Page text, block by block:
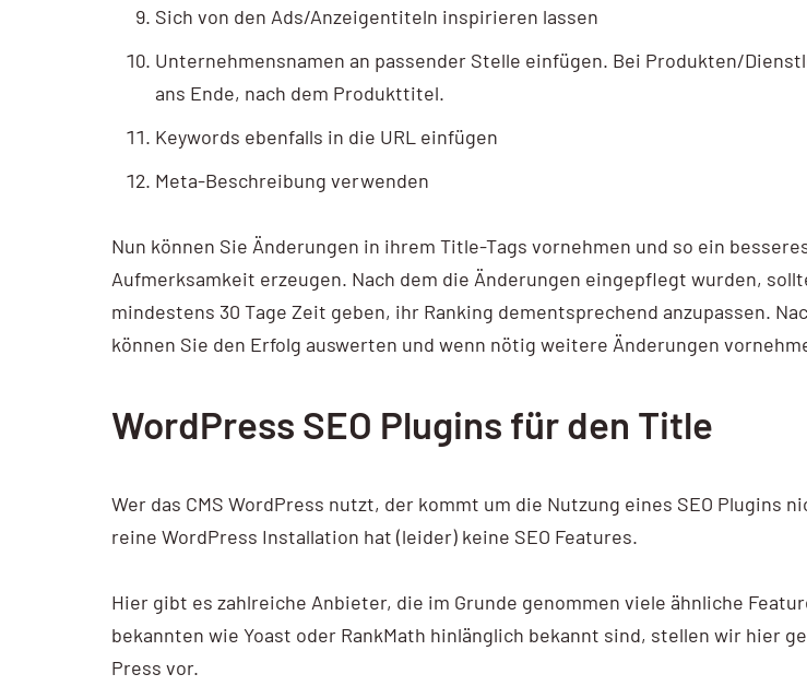
Sich von den Ads/Anzeigentiteln inspirieren lassen
Unternehmensnamen an passender Stelle einfügen. Bei Produkten/
ans Ende, nach dem Produkttitel.
Keywords ebenfalls in die URL einfügen
Meta-Beschreibung verwenden
Nun können Sie Änderungen in ihrem Title-Tags vornehmen und so ein
Aufmerksamkeit erzeugen. Nach dem die Änderungen eingepflegt wurden,
mindestens 30 Tage Zeit geben, ihr Ranking dementsprechend anzupassen.
können Sie den Erfolg auswerten und wenn nötig weitere Änderungen
WordPress SEO Plugins für den Title
Wer das CMS WordPress nutzt, der kommt um die Nutzung eines SEO Plugins
reine WordPress Installation hat (leider) keine SEO Features.
Hier gibt es zahlreiche Anbieter, die im Grunde genommen viele ähnliche
bekannten wie Yoast oder RankMath hinlänglich bekannt sind, stellen wir hier
Press vor.